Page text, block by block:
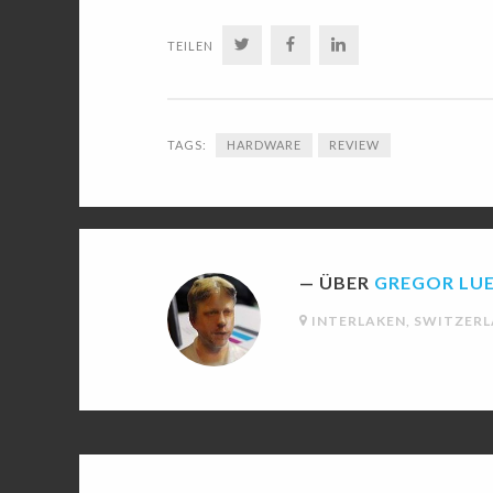
TEILEN TWITTERFACEBOOK
TAGS: HARDWARE REVIEW
ÜBER GREGOR
INTERLAKEN,